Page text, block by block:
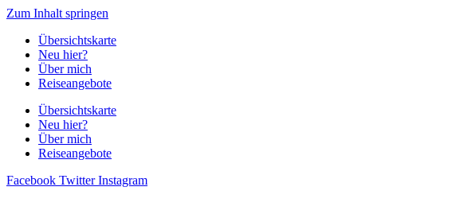
Zum Inhalt springen
Übersichtskarte
Neu hier?
Über mich
Reiseangebote
Übersichtskarte
Neu hier?
Über mich
Reiseangebote
Facebook Twitter Instagram